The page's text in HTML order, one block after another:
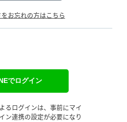
お忘れの方はこちら
でログイン
るログインは、事前にマイ
ン連携の設定が必要になり